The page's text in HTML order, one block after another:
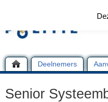
Deelnemers
Senior